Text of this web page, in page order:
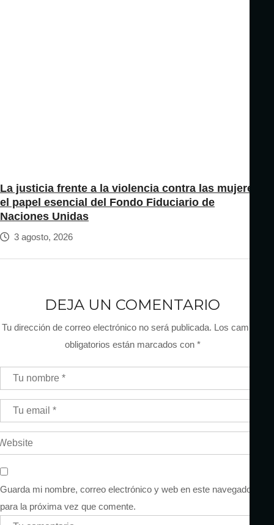
La justicia frente a la violencia contra las mujeres:
el papel esencial del Fondo Fiduciario de
Naciones Unidas
3 agosto, 2026
DEJA UN COMENTARIO
Tu dirección de correo electrónico no será publicada. Los campos
obligatorios están marcados con *
Guarda mi nombre, correo electrónico y web en este navegador
para la próxima vez que comente.